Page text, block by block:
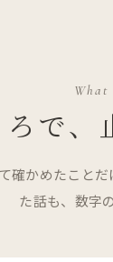
で、
確かめたこと
た話も、数字